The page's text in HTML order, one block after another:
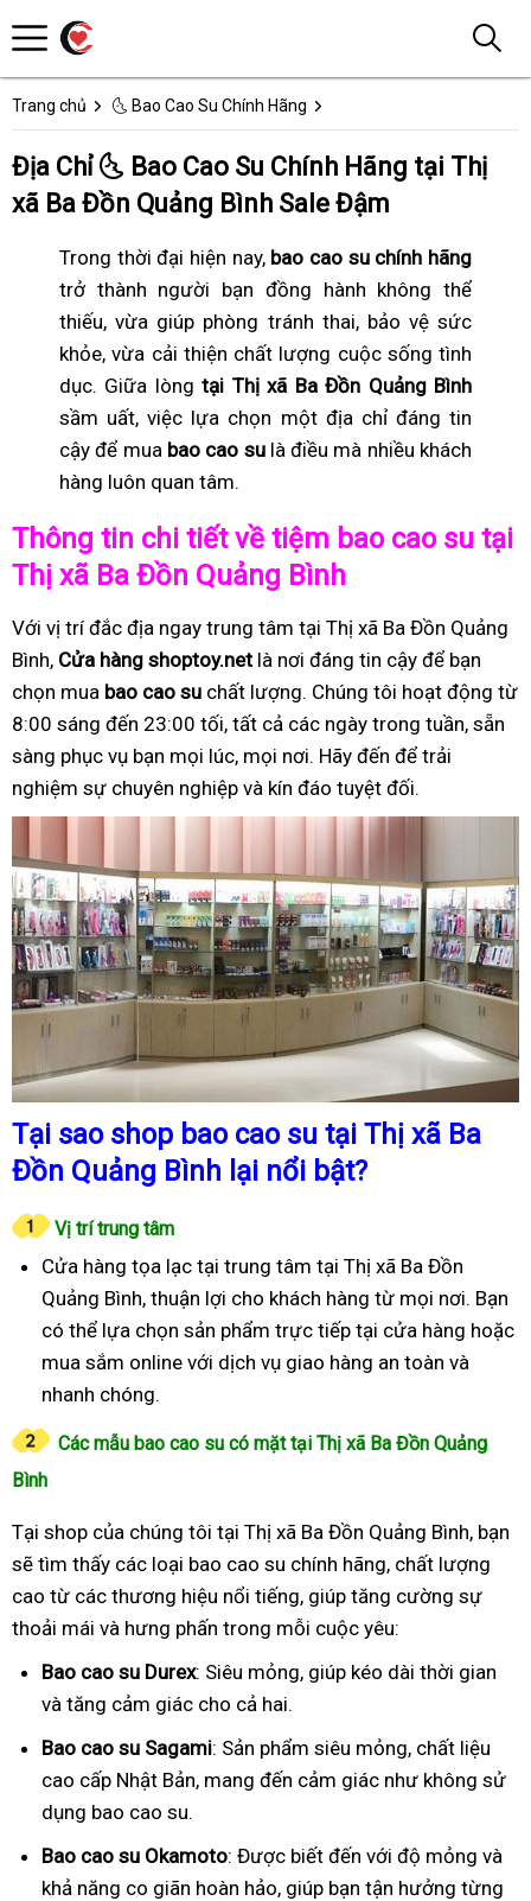
Trang chủ 🌜 Bao Cao Su Chính Hãng
Địa Chỉ 🌜 Bao Cao Su Chính Hãng tại Thị
xã Ba Đồn Quảng Bình Sale Đậm
Trong thời đại hiện nay, bao cao su chính hãng
trở thành người bạn đồng hành không thể
thiếu, vừa giúp phòng tránh thai, bảo vệ sức
khỏe, vừa cải thiện chất lượng cuộc sống tình
dục. Giữa lòngtại Thị xã Ba Đồn Quảng Bình
sầm uất, việc lựa chọn một địa chỉ đáng tin
cậy để mua bao cao sulà điều mà nhiều khách
hàng luôn quan tâm.
Thông tin chi tiết về tiệm bao cao su tại
Thị xã Ba Đồn Quảng Bình
Với vị trí đắc địa ngay trung tâm tại Thị xã Ba Đồn Quảng
Bình, Cửa hàng shoptoy.net là nơi đáng tin cậy để bạn
chọn mua bao cao su chất lượng. Chúng tôi hoạt động từ
8:00 sáng đến 23:00 tối, tất cả các ngày trong tuần, sẵn
sàng phục vụ bạn mọi lúc, mọi nơi. Hãy đến để trải
nghiệm sự chuyên nghiệp và kín đáo tuyệt đối.
Tại sao shop bao cao su tại Thị xã Ba
Đồn Quảng Bình lại nổi bật?
Vị trí trung tâm
Cửa hàng tọa lạc tại trung tâm tại Thị xã Ba Đồn
Quảng Bình, thuận lợi cho khách hàng từ mọi nơi. Bạn
có thể lựa chọn sản phẩm trực tiếp tại cửa hàng hoặc
mua sắm online với dịch vụ giao hàng an toàn và
nhanh chóng.
Các mẫu bao cao su có mặt tại Thị xã Ba Đồn Quảng
Bình
Tại shop của chúng tôi tại Thị xã Ba Đồn Quảng Bình, bạn
sẽ tìm thấy các loại bao cao su chính hãng, chất lượng
cao từ các thương hiệu nổi tiếng, giúp tăng cường sự
thoải mái và hưng phấn trong mỗi cuộc yêu:
Bao cao su Durex: Siêu mỏng, giúp kéo dài thời gian
và tăng cảm giác cho cả hai.
Bao cao su Sagami: Sản phẩm siêu mỏng, chất liệu
cao cấp Nhật Bản, mang đến cảm giác như không sử
dụng bao cao su.
Bao cao su Okamoto: Được biết đến với độ mỏng và
khả năng co giãn hoàn hảo, giúp bạn tận hưởng từng